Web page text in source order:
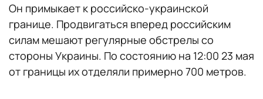
Он примыкает к российско-украинской
границе. Продвигаться вперед российским
силам мешают регулярные обстрелы со
стороны Украины. По состоянию на 12:00 23 мая
от границы их отделяли примерно 700 метров.